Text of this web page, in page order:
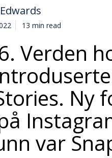
13 min read
Verden
Ny
var